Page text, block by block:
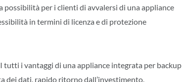
per i clienti di avvalersi di una appliance
in termini di licenza e di protezione
tutti i vantaggi di una appliance integrata per backup
dei dati, rapido ritorno dall’investimento,